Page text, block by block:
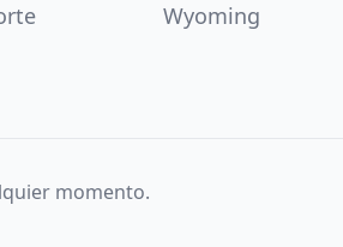
Wyoming
momento.